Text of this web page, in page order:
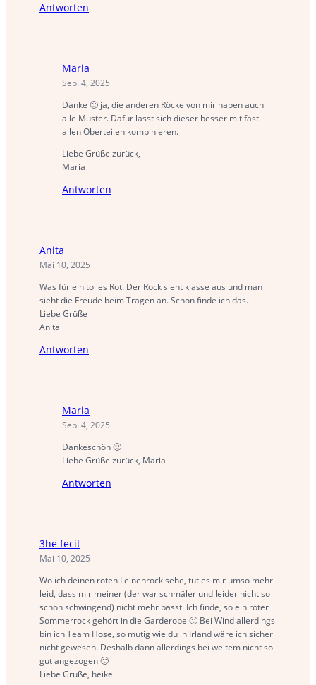
Antworten
Maria
Sep. 4, 2025
Danke 🙂 ja, die anderen Röcke von mir haben auch
alle Muster. Dafür lässt sich dieser besser mit fast
allen Oberteilen kombinieren.
Liebe Grüße zurück,
Maria
Antworten
Anita
Mai 10, 2025
Was für ein tolles Rot. Der Rock sieht klasse aus und man
sieht die Freude beim Tragen an. Schön finde ich das.
Liebe Grüße
Anita
Antworten
Maria
Sep. 4, 2025
Dankeschön 🙂
Liebe Grüße zurück, Maria
Antworten
3he fecit
Mai 10, 2025
Wo ich deinen roten Leinenrock sehe, tut es mir umso mehr
leid, dass mir meiner (der war schmäler und leider nicht so
schön schwingend) nicht mehr passt. Ich finde, so ein roter
Sommerrock gehört in die Garderobe 🙂 Bei Wind allerdings
bin ich Team Hose, so mutig wie du in Irland wäre ich sicher
nicht gewesen. Deshalb dann allerdings bei weitem nicht so
gut angezogen 🙂
Liebe Grüße, heike